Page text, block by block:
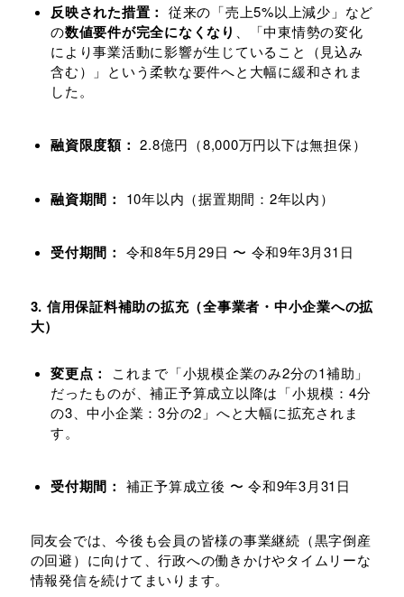
反映された措置： 従来の「売上5%以上減少」など
の数値要件が完全になくなり
、「中東情勢の変化
により事業活動に影響が生じていること（見込み
含む）」という柔軟な要件へと大幅に緩和されま
した。
融資限度額： 2.8億円（8,000万円以下は無担保）
融資期間： 10年以内（据置期間：2年以内）
受付期間： 令和8年5月29日 〜 令和9年3月31日
3. 信用保証料補助の拡充（全事業者・中小企業への拡
大）
変更点：
これまで「小規模企業のみ2分の1補助」
だったものが、補正予算成立以降は「小規模：4分
の3、中小企業：3分の2」へと大幅に拡充されま
す。
受付期間： 補正予算成立後 〜 令和9年3月31日
同友会では、今後も会員の皆様の事業継続（黒字倒産
の回避）に向けて、行政への働きかけやタイムリーな
情報発信を続けてまいります。